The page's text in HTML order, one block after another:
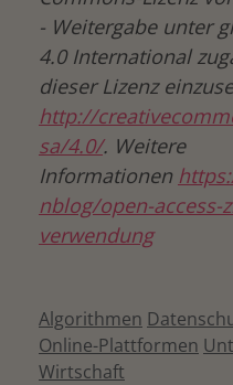
- Weitergabe unter
4.0 International
dieser Lizenz
http://
sa/4.0/. Weitere
Informationen
nblog/open-access-
verwendung
Algorithmen
Online-Plattformen
Wirtschaft